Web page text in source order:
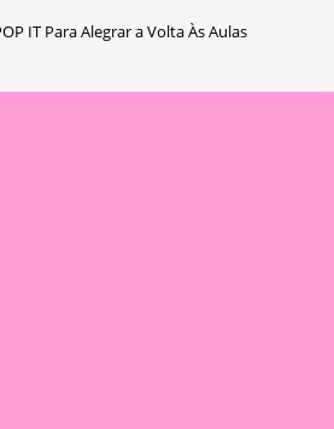
IT Para Alegrar a Volta Às Aulas